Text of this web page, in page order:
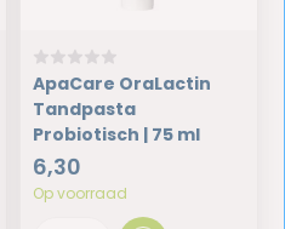
ApaCare OraLactin
Tandpasta
Probiotisch | 75 ml
6,30
Op voorraad